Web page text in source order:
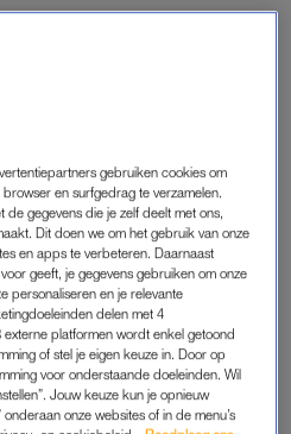
te verduren en het
alleen maar toe.
zelfs steken met een mes:
geweldsincidenten toe van 965
.
het aantal meldingen over
elk jaar stijgt. In 2019
incidenten, vorig jaar was dat
toegenomen. Vorig jaar moest
gebruiken cookies om
en surfgedrag te verzamelen.
gegevens die je zelf deelt met ons,
Dit doen we om het gebruik van onze
en apps te verbeteren. Daarnaast
geeft, je gegevens gebruiken om onze
personaliseren en je relevante
delen met 4
platformen wordt enkel getoond
of stel je eigen keuze in. Door op
voor onderstaande doeleinden. Wil
Jouw keuze kun je opnieuw
onderaan onze websites of in de menu’s